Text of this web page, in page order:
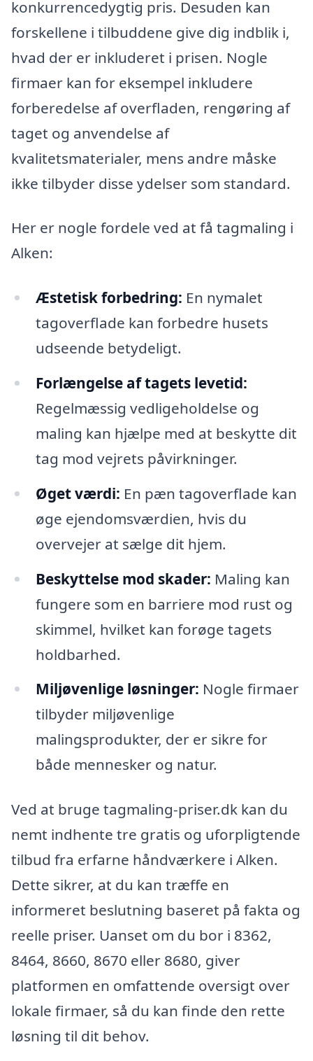
konkurrencedygtig pris. Desuden kan
forskellene i tilbuddene give dig indblik i,
hvad der er inkluderet i prisen. Nogle
firmaer kan for eksempel inkludere
forberedelse af overfladen, rengøring af
taget og anvendelse af
kvalitetsmaterialer, mens andre måske
ikke tilbyder disse ydelser som standard.
Her er nogle fordele ved at få tagmaling i
Alken:
Æstetisk forbedring: En nymalet
tagoverflade kan forbedre husets
udseende betydeligt.
Forlængelse af tagets levetid:
Regelmæssig vedligeholdelse og
maling kan hjælpe med at beskytte dit
tag mod vejrets påvirkninger.
Øget værdi: En pæn tagoverflade kan
øge ejendomsværdien, hvis du
overvejer at sælge dit hjem.
Beskyttelse mod skader: Maling kan
fungere som en barriere mod rust og
skimmel, hvilket kan forøge tagets
holdbarhed.
Miljøvenlige løsninger: Nogle firmaer
tilbyder miljøvenlige
malingsprodukter, der er sikre for
både mennesker og natur.
Ved at bruge tagmaling-priser.dk kan du
nemt indhente tre gratis og uforpligtende
tilbud fra erfarne håndværkere i Alken.
Dette sikrer, at du kan træffe en
informeret beslutning baseret på fakta og
reelle priser. Uanset om du bor i 8362,
8464, 8660, 8670 eller 8680, giver
platformen en omfattende oversigt over
lokale firmaer, så du kan finde den rette
løsning til dit behov.